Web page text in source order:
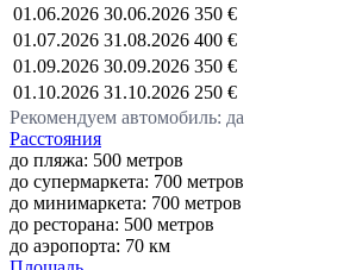
01.06.2026 30.06.2026 350 €
01.07.2026 31.08.2026 400 €
01.09.2026 30.09.2026 350 €
01.10.2026 31.10.2026 250 €
Рекомендуем автомобиль: да
Расстояния
до пляжа: 500 метров
до супермаркета: 700 метров
до минимаркета: 700 метров
до ресторана: 500 метров
до аэропорта: 70 км